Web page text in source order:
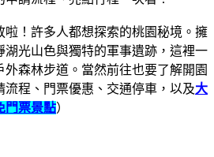
啦！許多人都想探索的桃園秘境。擁
湖光山色與獨特的軍事遺跡，這裡一
森林步道。當然前往也要了解開園
程、門票優惠、交通停車，以及大
門票景點）